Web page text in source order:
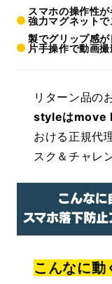
スマホの操作性が
強力マグネット
製でグリップ感が
片手操作で動画
リターン品の
styleはmove
おける正規代
スク＆チャレ
こんなに動